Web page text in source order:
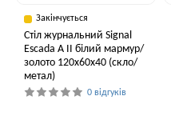
Закінчується
Стіл журнальний Signal
Escada A II білий мармур/
золото 120х60х40 (скло/
метал)
0 відгуків